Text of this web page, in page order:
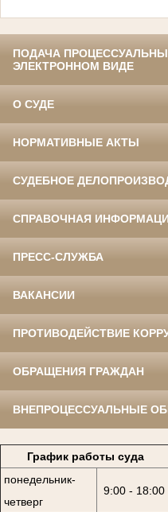
ПОДАЧА
ЭЛЕКТРОННОМ ВИДЕ
О СУДЕ
НОРМАТИВНЫЕ АКТЫ
СУДЕБНОЕ
СПРАВОЧНАЯ
ПРЕСС-СЛУЖБА
ВАКАНСИИ
ПРОТИВОДЕЙСТВИЕ
ОБРАЩЕНИЯ ГРАЖДАН
ВНЕПРОЦЕССУАЛЬНЫЕ
График работы суда
понедельник-
четверг
9:00 - 18:00